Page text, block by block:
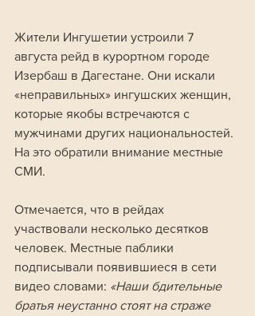
Жители Ингушетии устроили 7
августа рейд в курортном городе
Изербаш в Дагестане. Они искали
«неправильных» ингушских женщин,
которые якобы встречаются с
мужчинами других национальностей.
На это обратили внимание местные
СМИ.
Отмечается, что в рейдах
участвовали несколько десятков
человек. Местные паблики
подписывали появившиеся в сети
видео словами: «Наши бдительные
братья неустанно стоят на страже